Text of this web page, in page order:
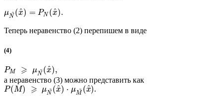
μN
~(x
^) = PN (x
^).
Теперь неравенство (2) перепишем в виде
(4)
PM ⩾ μN
~ (x
^),
а неравенство (3) можно представить как
P(M) ⩾ μN
~ (x
^) ⋅ μM
~ (x
^).